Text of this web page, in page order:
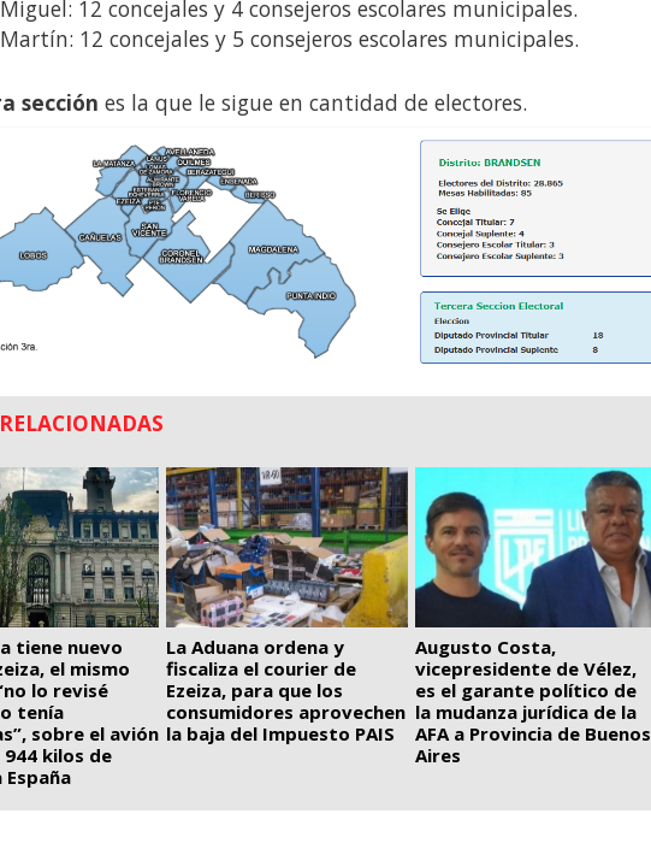
12 concejales y 4 consejeros escolares municipales.
12 concejales y 5 consejeros escolares municipales.
sección es la que le sigue en cantidad de electores.
tiene nuevo
el mismo
lo revisé
tenía
sobre el avión
kilos de
España
La Aduana ordena y
fiscaliza el courier de
Ezeiza, para que los
consumidores aprovechen
la baja del Impuesto PAIS
Augusto Costa,
vicepresidente de Vélez,
es el garante político de
la mudanza jurídica de la
AFA a Provincia de Buenos
Aires